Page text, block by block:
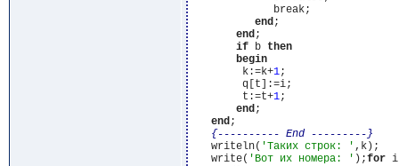
             break;
end;
end;
if b then
begin
        k:=k+
1;
        q[t]:=i;
        t:=t+
1;
end;
end;
{---------- End ---------}
   writeln(
'Таких строк: ' ,k);
   write(
'Вот их номера: ' );for